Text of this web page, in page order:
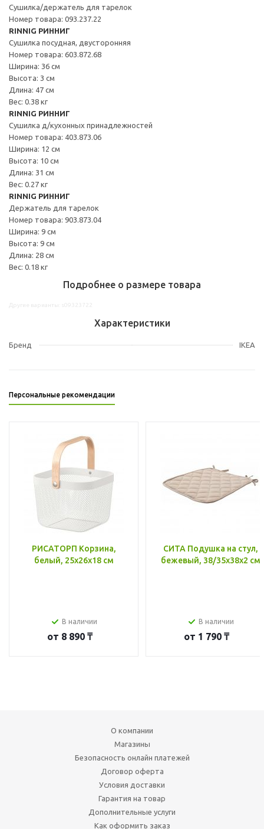
Сушилка/держатель для тарелок
Номер товара: 093.237.22
RINNIG РИННИГ
Сушилка посудная, двусторонняя
Номер товара: 603.872.68
Ширина: 36 см
Высота: 3 см
Длина: 47 см
Вес: 0.38 кг
RINNIG РИННИГ
Сушилка д/кухонных принадлежностей
Номер товара: 403.873.06
Ширина: 12 см
Высота: 10 см
Длина: 31 см
Вес: 0.27 кг
RINNIG РИННИГ
Держатель для тарелок
Номер товара: 903.873.04
Ширина: 9 см
Высота: 9 см
Длина: 28 см
Вес: 0.18 кг
Подробнее о размере товара
Характеристики
Бренд IKEA
Персональные рекомендации
РИСАТОРП Корзина,
белый, 25x26x18 см
В наличии
от 8 890 ₸
СИТА Подушка на стул,
бежевый, 38/35x38x2 см
В наличии
от 1 790 ₸
О компании
Магазины
Безопасность онлайн платежей
Договор оферта
Условия доставки
Гарантия на товар
Дополнительные услуги
Как оформить заказ